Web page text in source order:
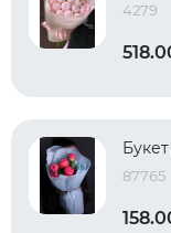
4279
87765